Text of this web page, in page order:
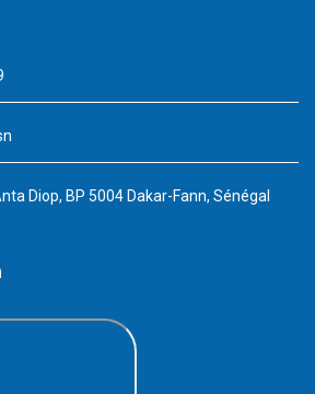
Diop, BP 5004 Dakar-Fann, Sénégal